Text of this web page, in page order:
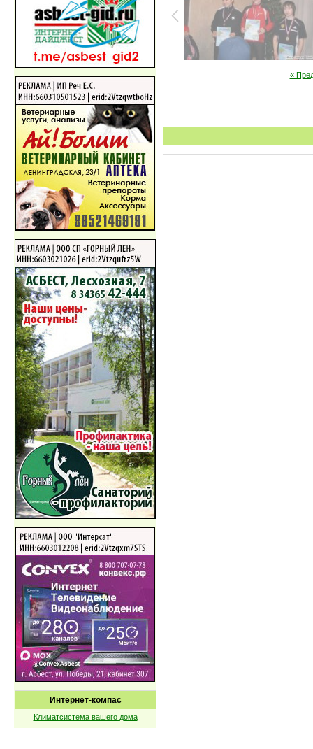
Интернет-компас
Климатсистема вашего дома
«